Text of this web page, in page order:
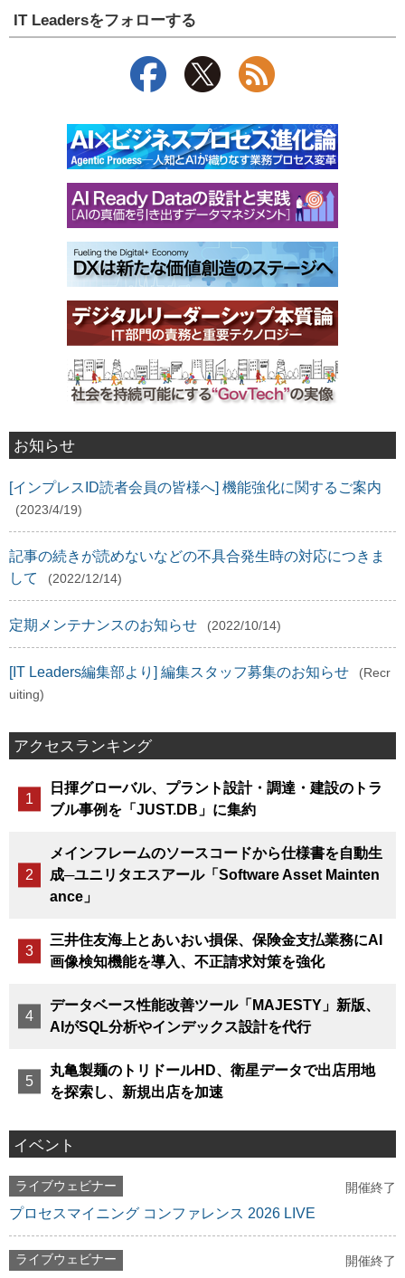
IT Leadersをフォローする
お知らせ
[インプレスID読者会員の皆様へ] 機能強化に関するご案内
(2023/4/19)
記事の続きが読めないなどの不具合発生時の対応につきま
して
(2022/12/14)
定期メンテナンスのお知らせ (2022/10/14)
[IT Leaders編集部より] 編集スタッフ募集のお知らせ
(Recr
uiting)
アクセスランキング
日揮グローバル、プラント設計・調達・建設のトラ
ブル事例を「JUST.DB」に集約
メインフレームのソースコードから仕様書を自動生
成─ユニリタエスアール「Software Asset Mainten
ance」
三井住友海上とあいおい損保、保険金支払業務にAI
画像検知機能を導入、不正請求対策を強化
データベース性能改善ツール「MAJESTY」新版、
AIがSQL分析やインデックス設計を代行
丸亀製麺のトリドールHD、衛星データで出店用地
を探索し、新規出店を加速
イベント
ライブウェビナー 開催終了
プロセスマイニング コンファレンス 2026 LIVE
ライブウェビナー 開催終了